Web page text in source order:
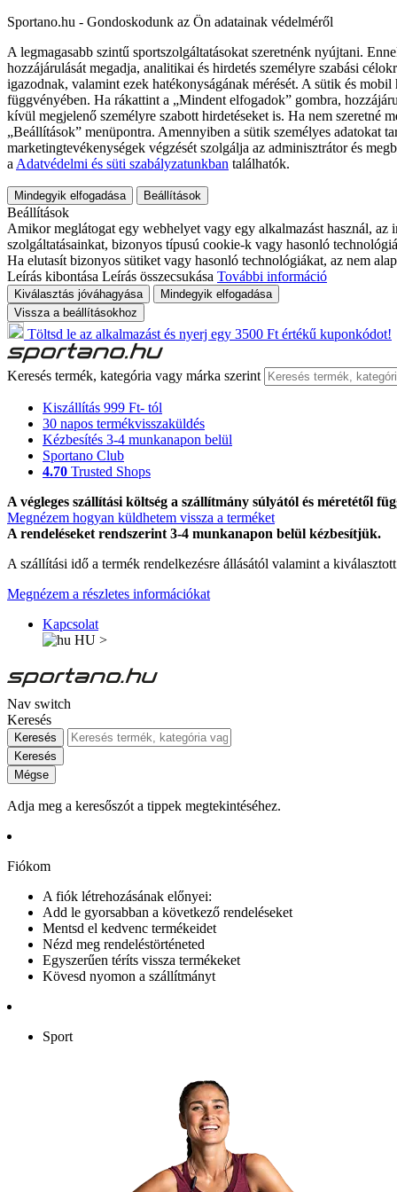
Sportano.hu - Gondoskodunk az Ön adatainak védelméről
A legmagasabb szintű sportszolgáltatásokat szeretnénk nyújtani.
hozzájárulását megadja, analitikai és hirdetés személyre szabási
igazodnak, valamint ezek hatékonyságának mérését. A sütik és
függvényében. Ha rákattint a „Mindent elfogadok” gombra,
kívül megjelenő személyre szabott hirdetéseket is. Ha nem szeretné
„Beállítások” menüpontra. Amennyiben a sütik személyes adatokat
marketingtevékenységek végzését szolgálja az adminisztrátor és
a Adatvédelmi és süti szabályzatunkban találhatók.
Mindegyik elfogadása Beállítások
Beállítások
Amikor meglátogat egy webhelyet vagy egy alkalmazást használ,
szolgáltatásainkat, bizonyos típusú cookie-k vagy hasonló
Ha elutasít bizonyos sütiket vagy hasonló technológiákat, az nem
Leírás kibontása Leírás összecsukása További információ
Kiválasztás jóváhagyása
Mindegyik elfogadása
Vissza a beállításokhoz
Töltsd le az alkalmazást és nyerj egy 3500 Ft értékű kuponkódot!
Keresés termék, kategória vagy márka szerint
Kiszállítás 999 Ft- tól
30 napos termékvisszaküldés
Kézbesítés 3-4 munkanapon belül
Sportano Club
4.70 Trusted Shops
A végleges szállítási költség a szállítmány súlyától és méretétől
Megnézem hogyan küldhetem vissza a terméket
A rendeléseket rendszerint 3-4 munkanapon belül kézbesítjük.
A szállítási idő a termék rendelkezésre állásától valamint a
Megnézem a részletes információkat
Kapcsolat
HU >
Nav switch
Keresés
Keresés
Keresés
Mégse
Adja meg a keresőszót a tippek megtekintéséhez.
Fiókom
A fiók létrehozásának előnyei:
Add le gyorsabban a következő rendeléseket
Mentsd el kedvenc termékeidet
Nézd meg rendeléstörténeted
Egyszerűen téríts vissza termékeket
Kövesd nyomon a szállítmányt
Sport